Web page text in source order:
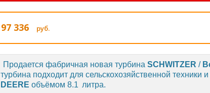
97 336 руб.
Продается фабричная новая турбина SCHWITZER /
турбина подходит для сельскохозяйственной техники
DEERE объёмом 8.1 литра.